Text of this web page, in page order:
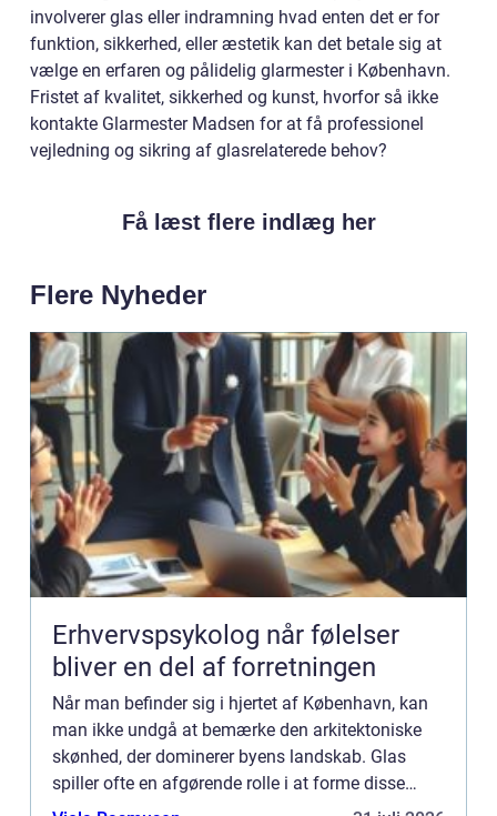
involverer glas eller indramning hvad enten det er for
funktion, sikkerhed, eller æstetik kan det betale sig at
vælge en erfaren og pålidelig glarmester i København.
Fristet af kvalitet, sikkerhed og kunst, hvorfor så ikke
kontakte Glarmester Madsen for at få professionel
vejledning og sikring af glasrelaterede behov?
Få læst flere indlæg her
Flere Nyheder
Erhvervspsykolog når følelser
bliver en del af forretningen
Når man befinder sig i hjertet af København, kan
man ikke undgå at bemærke den arkitektoniske
skønhed, der dominerer byens landskab. Glas
spiller ofte en afgørende rolle i at forme disse
visuelle mestervær...